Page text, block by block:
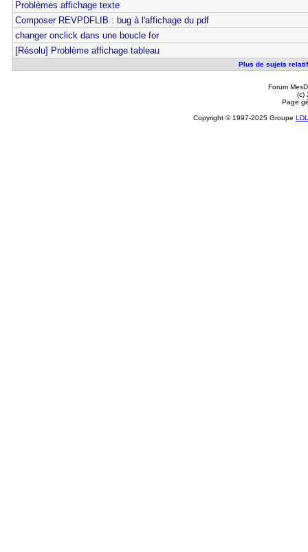
Problèmes affichage texte
Composer REVPDFLIB : bug à l'affichage du pdf
changer onclick dans une boucle for
[Résolu] Problème affichage tableau
Plus de sujets
Forum
(c)
Page
Copyright © 1997-2025 Groupe